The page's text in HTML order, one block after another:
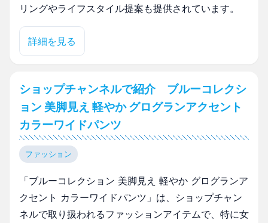
リングやライフスタイル提案も提供されています。
詳細を見る
ショップチャンネルで紹介 ブルーコレクシ
ョン 美脚見え 軽やか グログランアクセント
カラーワイドパンツ
ファッション
「ブルーコレクション 美脚見え 軽やか グログランア
クセント カラーワイドパンツ」は、ショップチャン
ネルで取り扱われるファッションアイテムで、特に女